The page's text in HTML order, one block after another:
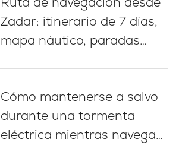
Zadar: itinerario de 7 días,
mapa náutico, paradas
Cómo mantenerse a salvo
durante una tormenta
eléctrica mientras navega